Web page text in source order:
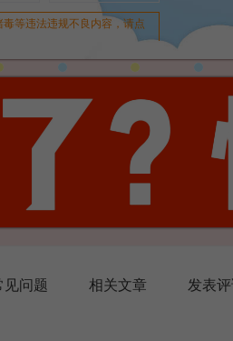
等违法违规不良内容，请点
见问题 相关文章 发表